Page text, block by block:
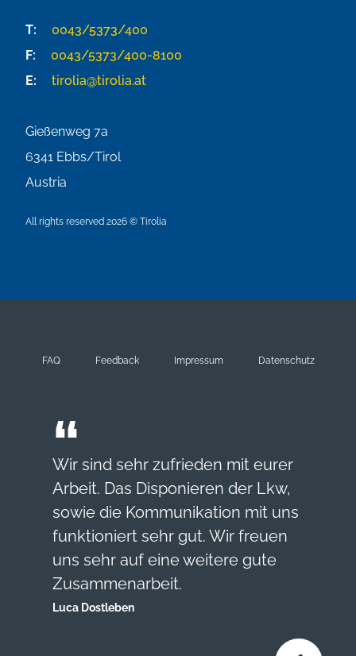
T:
0043/5373/400
F:
0043/5373/400-8100
E:
tirolia@tirolia.at
Gießenweg 7a
6341 Ebbs/Tirol
Austria
All rights reserved 2026 © Tirolia
FAQ Feedback Impressum Datenschutz
Wir sind sehr zufrieden mit eurer
Arbeit. Das Disponieren der Lkw,
sowie die Kommunikation mit uns
funktioniert sehr gut. Wir freuen
uns sehr auf eine weitere gute
Zusammenarbeit.
Luca Dostleben